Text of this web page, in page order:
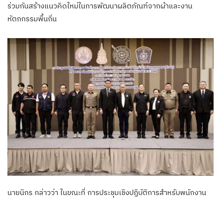
ร่วมกันสร้างแนวคิดใหม่ในการพัฒนาผลิตภัณฑ์จากผ้าและงาน
หัตถกรรมพื้นถิ่น
นายนิกร กล่าวว่า ในขณะที่ การประชุมเชิงปฏิบัติการสำหรับพนักงาน